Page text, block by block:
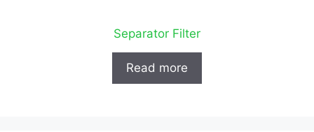
Separator Filter
Read more